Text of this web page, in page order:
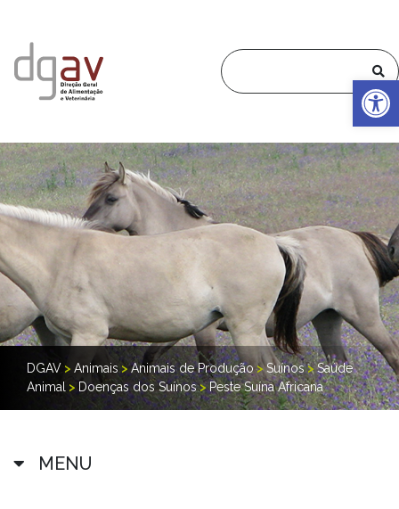
DGAV > Animais >Animais de Produção>Suínos>Saúde
Animal > Doenças dos Suínos>Peste Suína Africana
MENU